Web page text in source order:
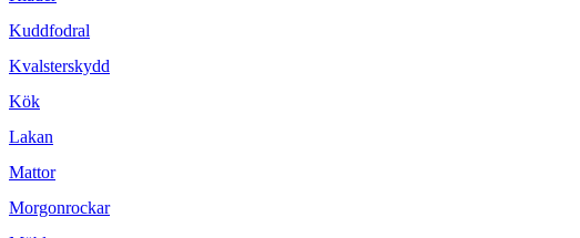
Kuddfodral
Kvalsterskydd
Kök
Lakan
Mattor
Morgonrockar